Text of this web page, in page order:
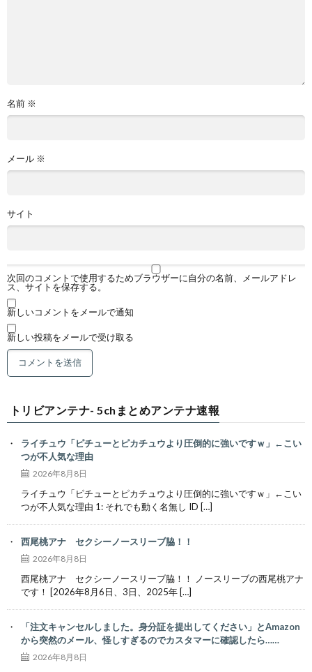
名前 ※
メール ※
サイト
次回のコメントで使用するためブラウザーに自分の名前、メールアドレ
ス、サイトを保存する。
新しいコメントをメールで通知
新しい投稿をメールで受け取る
トリビアンテナ- 5chまとめアンテナ速報
ライチュウ「ピチューとピカチュウより圧倒的に強いですｗ」←こい
つが不人気な理由
2026年8月8日
ライチュウ「ピチューとピカチュウより圧倒的に強いですｗ」←こい
つが不人気な理由 1: それでも動く名無し ID […]
西尾桃アナ セクシーノースリーブ脇！！
2026年8月8日
西尾桃アナ セクシーノースリーブ脇！！ ノースリーブの西尾桃アナ
です！ [2026年8月6日、3日、2025年 […]
「注文キャンセルしました。身分証を提出してください」とAmazon
から突然のメール、怪しすぎるのでカスタマーに確認したら……
2026年8月8日